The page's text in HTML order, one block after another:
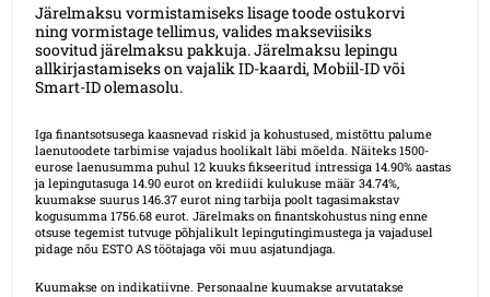
Järelmaksu vormistamiseks lisage toode ostukorvi
ning vormistage tellimus, valides makseviisiks
soovitud järelmaksu pakkuja. Järelmaksu lepingu
allkirjastamiseks on vajalik ID-kaardi, Mobiil-ID või
Smart-ID olemasolu.
Iga finantsotsusega kaasnevad riskid ja kohustused, mistõttu palume
laenutoodete tarbimise vajadus hoolikalt läbi mõelda. Näiteks 1500-
eurose laenusumma puhul 12 kuuks fikseeritud intressiga 14.90% aastas
ja lepingutasuga 14.90 eurot on krediidi kulukuse määr 34.74%,
kuumakse suurus 146.37 eurot ning tarbija poolt tagasimakstav
kogusumma 1756.68 eurot. Järelmaks on finantskohustus ning enne
otsuse tegemist tutvuge põhjalikult lepingutingimustega ja vajadusel
pidage nõu ESTO AS töötajaga või muu asjatundjaga.
Kuumakse on indikatiivne. Personaalne kuumakse arvutatakse